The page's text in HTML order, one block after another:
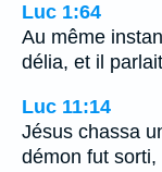
Luc 1:64
Au même
délia, et il
Luc 11:14
Jésus chassa
démon fut